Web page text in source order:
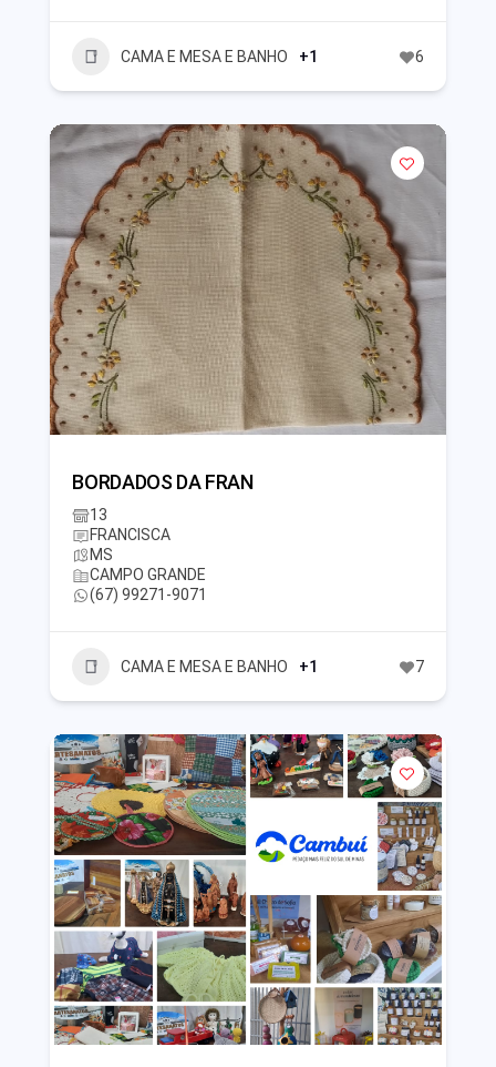
CAMA E MESA E BANHO +1 6
BORDADOS DA FRAN
13
FRANCISCA
MS
CAMPO GRANDE
(67) 99271-9071
CAMA E MESA E BANHO +1 7